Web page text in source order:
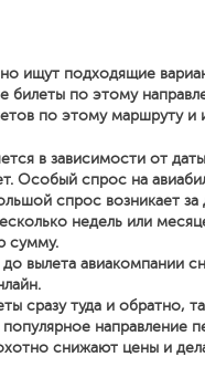
ищут подходящие
билеты по этому
по этому маршруту и
в зависимости от
Особый спрос на
спрос возникает за
недель или
сумму.
до вылета авиакомпании
сразу туда и обратно,
направление
снижают цены и